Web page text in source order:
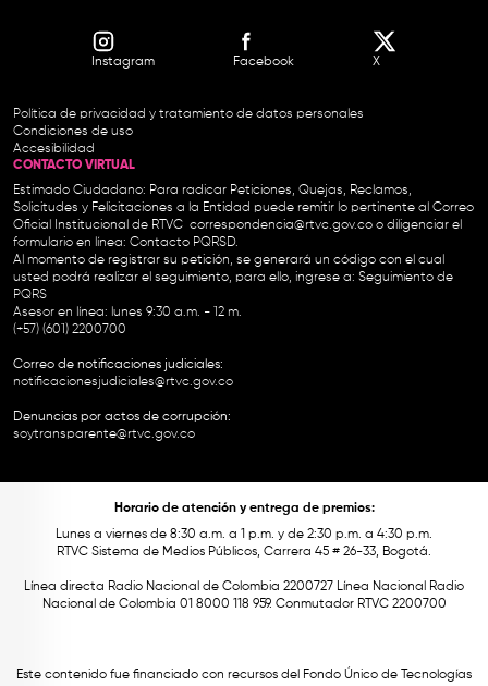
Instagram Facebook X
Política de privacidad y tratamiento de datos personales
Condiciones de uso
Accesibilidad
CONTACTO VIRTUAL
Estimado Ciudadano: Para radicar Peticiones, Quejas, Reclamos,
Solicitudes y Felicitaciones a la Entidad puede remitir lo pertinente al Correo
Oficial Institucional de RTVC correspondencia@rtvc.gov.co o diligenciar el
formulario en línea: Contacto PQRSD.
Al momento de registrar su petición, se generará un código con el cual
usted podrá realizar el seguimiento, para ello, ingrese a: Seguimiento de
PQRS
Asesor en línea: lunes 9:30 a.m. - 12 m.
(+57) (601) 2200700
Correo de notificaciones judiciales:
notificacionesjudiciales@rtvc.gov.co
Denuncias por actos de corrupción:
soytransparente@rtvc.gov.co
Horario de atención y entrega de premios:
Lunes a viernes de 8:30 a.m. a 1 p.m. y de 2:30 p.m. a 4:30 p.m.
RTVC Sistema de Medios Públicos, Carrera 45 # 26-33, Bogotá.
Línea directa Radio Nacional de Colombia 2200727 Línea Nacional Radio
Nacional de Colombia 01 8000 118 959. Conmutador RTVC 2200700
Este contenido fue financiado con recursos del Fondo Único de Tecnologías